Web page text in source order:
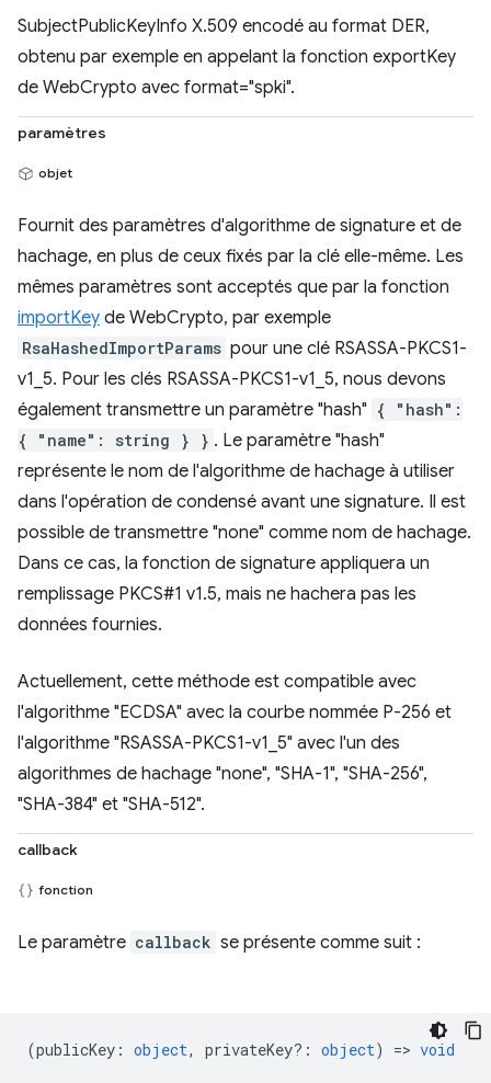
SubjectPublicKeyInfo X.509 encodé au format DER,
obtenu par exemple en appelant la fonction exportKey
de WebCrypto avec format="spki".
paramètres
objet
Fournit des paramètres d'algorithme de signature et de
hachage, en plus de ceux fixés par la clé elle-même. Les
mêmes paramètres sont acceptés que par la fonction
importKey de WebCrypto, par exemple
RsaHashedImportParams pour une clé RSASSA-PKCS1-
v1_5. Pour les clés RSASSA-PKCS1-v1_5, nous devons
également transmettre un paramètre "hash" { "hash":
{ "name": string } } . Le paramètre "hash"
représente le nom de l'algorithme de hachage à utiliser
dans l'opération de condensé avant une signature. Il est
possible de transmettre "none" comme nom de hachage.
Dans ce cas, la fonction de signature appliquera un
remplissage PKCS#1 v1.5, mais ne hachera pas les
données fournies.
Actuellement, cette méthode est compatible avec
l'algorithme "ECDSA" avec la courbe nommée P-256 et
l'algorithme "RSASSA-PKCS1-v1_5" avec l'un des
algorithmes de hachage "none", "SHA-1", "SHA-256",
"SHA-384" et "SHA-512".
callback
fonction
Le paramètre callback se présente comme suit :
(publicKey : object, privateKey? : object) => void